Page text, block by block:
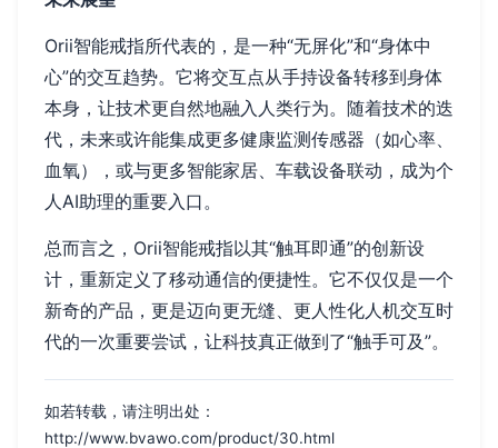
Orii智能戒指所代表的，是一种“无屏化”和“身体中
心”的交互趋势。它将交互点从手持设备转移到身体
本身，让技术更自然地融入人类行为。随着技术的迭
代，未来或许能集成更多健康监测传感器（如心率、
血氧），或与更多智能家居、车载设备联动，成为个
人AI助理的重要入口。
总而言之，Orii智能戒指以其“触耳即通”的创新设
计，重新定义了移动通信的便捷性。它不仅仅是一个
新奇的产品，更是迈向更无缝、更人性化人机交互时
代的一次重要尝试，让科技真正做到了“触手可及”。
如若转载，请注明出处：
http://www.bvawo.com/product/30.html